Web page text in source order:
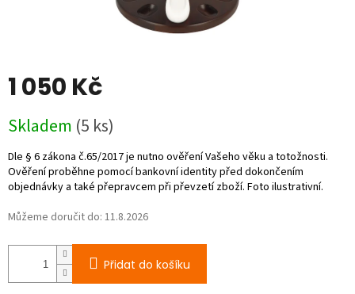
1 050 Kč
cena:
Skladem (5 ks)
Můžeme doručit do: 11.8.2026
Přidat do košíku